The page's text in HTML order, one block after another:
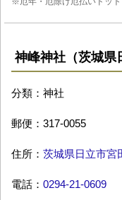
神峰神社（茨城県
分類：神社
郵便：317-0055
住所： 茨城県日立市宮
電話： 0294-21-0609